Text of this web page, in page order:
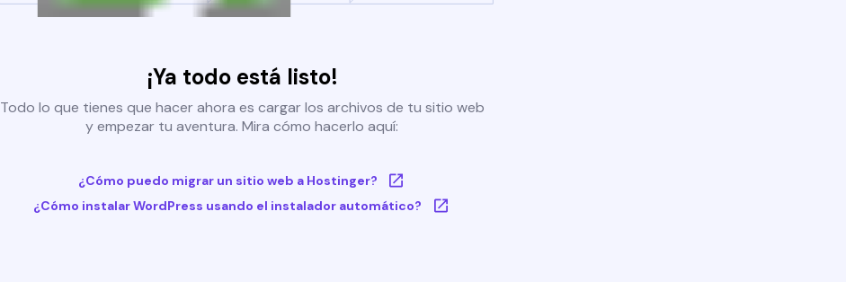
¡Ya todo está listo!
Todo lo que tienes que hacer ahora es cargar los archivos de tu sitio web
y empezar tu aventura. Mira cómo hacerlo aquí:
¿Cómo puedo migrar un sitio web a Hostinger?
¿Cómo instalar WordPress usando el instalador automático?